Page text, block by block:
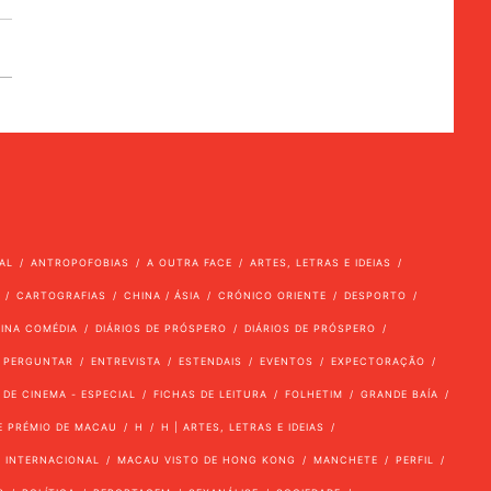
ANTROPOFOBIAS A OUTRA FACE ARTES, LETRAS E IDEIAS
CARTOGRAFIAS CHINA / ÁSIA CRÓNICO ORIENTE DESPORTO
COMÉDIA DIÁRIOS DE PRÓSPERO DIÁRIOS DE PRÓSPERO
ENTREVISTA ESTENDAIS EVENTOS EXPECTORAÇÃO
CINEMA - ESPECIAL FICHAS DE LEITURA FOLHETIM GRANDE BAÍA
PRÉMIO DE MACAU H H | ARTES, LETRAS E IDEIAS
INTERNACIONAL MACAU VISTO DE HONG KONG MANCHETE PERFIL